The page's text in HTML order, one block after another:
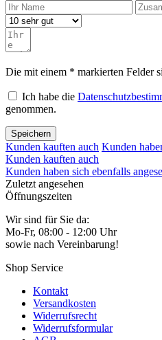
Die mit einem * markierten Felder
Ich habe die
genommen.
Speichern
Kunden kauften auch Kunden
Kunden kauften auch
Kunden haben sich ebenfalls
Zuletzt angesehen
Öffnungszeiten
Wir sind für Sie da:
Mo-Fr, 08:00 - 12:00 Uhr
sowie nach Vereinbarung!
Shop Service
Kontakt
Versandkosten
Widerrufsrecht
Widerrufsformular